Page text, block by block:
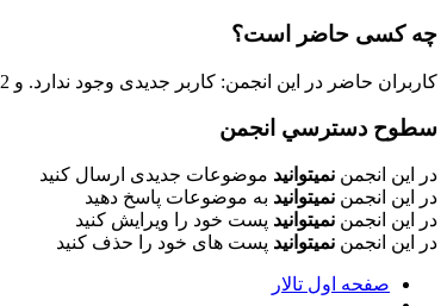
چه کسی حاضر است؟
کاربران حاضر در این انجمن: کاربر جدیدی وجود ندارد. و 12 مهمان
سطوح دسترسي انجمن
در این انجمن نمیتوانید موضوعات جدیدی ارسال کنید
در این انجمن نمیتوانید به موضوعات پاسخ دهید
در این انجمن نمیتوانید پست خود را ویرایش کنید
در این انجمن نمیتوانید پست های خود را حذف کنید
صفحه اول تالار